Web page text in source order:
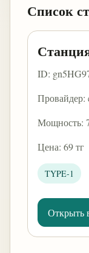
Список
ID:
Провайдер:
Мощность:
Цена: 69 тг
TYPE-1
Открыть